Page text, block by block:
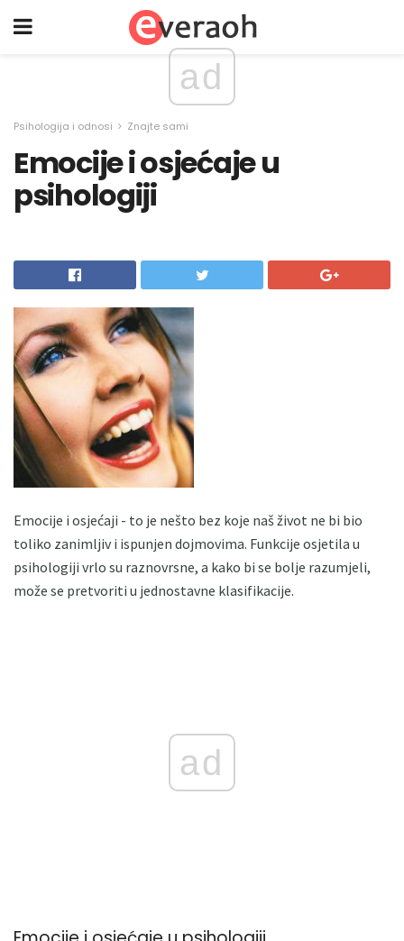
ad
Psihologija i odnosi Znajte sami
Emocije i osjećaje u
psihologiji
Emocije i osjećaji - to je nešto bez koje naš život ne bi bio
toliko zanimljiv i ispunjen dojmovima. Funkcije osjetila u
psihologiji vrlo su raznovrsne, a kako bi se bolje razumjeli,
može se pretvoriti u jednostavne klasifikacije.
ad